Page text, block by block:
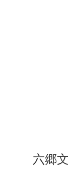
六郷